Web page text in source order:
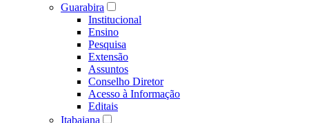
Guarabira
Institucional
Ensino
Pesquisa
Extensão
Assuntos
Conselho Diretor
Acesso à Informação
Editais
Itabaiana